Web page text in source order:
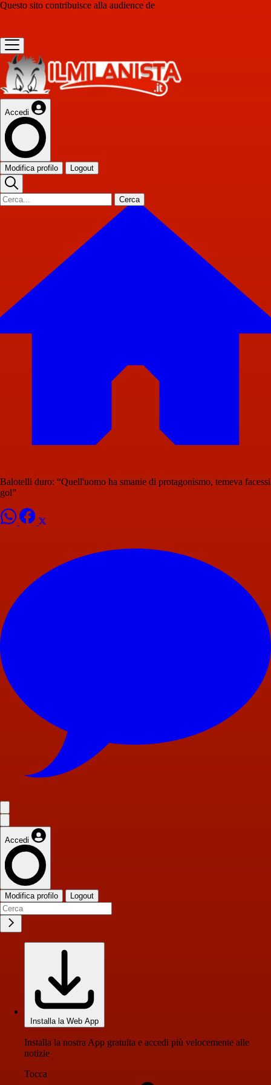
Questo sito contribuisce alla audience de
Accedi
Modifica profilo Logout
Cerca
Balotelli duro: “Quell'uomo ha smanie di protagonismo, temeva facessi
gol”
Accedi
Modifica profilo Logout
Installa la Web App
Installa la nostra App gratuita e accedi più velocemente alle
notizie
Tocca